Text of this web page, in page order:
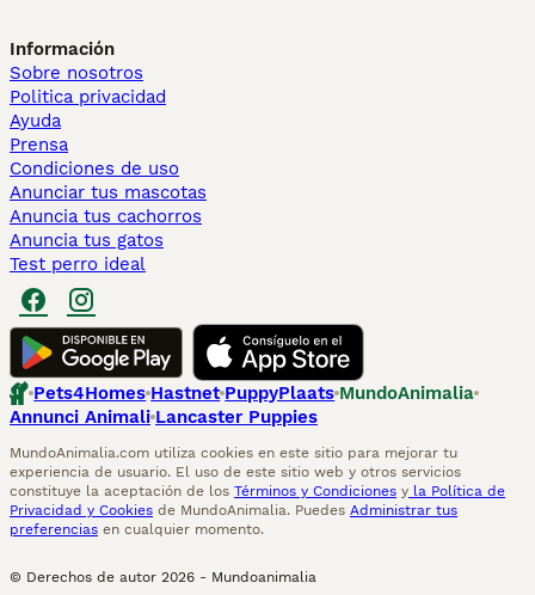
Información
Sobre nosotros
Politica privacidad
Ayuda
Prensa
Condiciones de uso
Anunciar tus mascotas
Anuncia tus cachorros
Anuncia tus gatos
Test perro ideal
Pets4Homes Hastnet PuppyPlaats MundoAnimalia
Annunci Animali Lancaster Puppies
MundoAnimalia.com utiliza cookies en este sitio para mejorar tu
experiencia de usuario. El uso de este sitio web y otros servicios
constituye la aceptación de los Términos y Condiciones y la Política de
Privacidad y Cookies de MundoAnimalia. Puedes Administrar tus
preferencias en cualquier momento.
© Derechos de autor 2026 - Mundoanimalia